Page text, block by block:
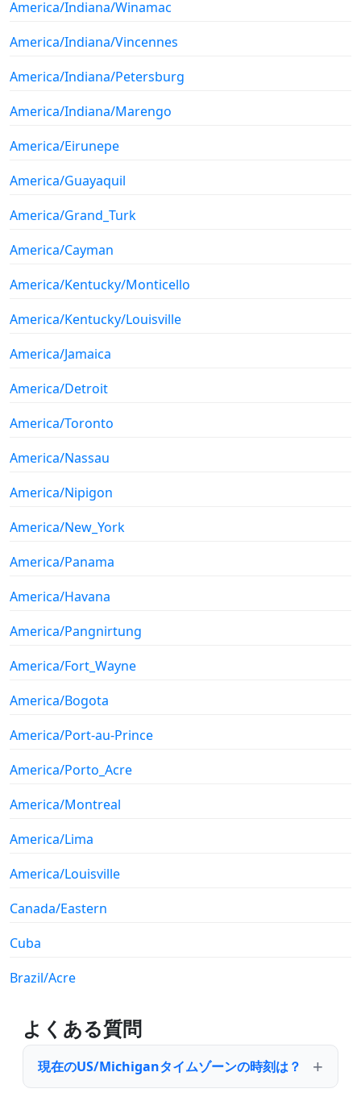
America/Indiana/Winamac
America/Indiana/Vincennes
America/Indiana/Petersburg
America/Indiana/Marengo
America/Eirunepe
America/Guayaquil
America/Grand_Turk
America/Cayman
America/Kentucky/Monticello
America/Kentucky/Louisville
America/Jamaica
America/Detroit
America/Toronto
America/Nassau
America/Nipigon
America/New_York
America/Panama
America/Havana
America/Pangnirtung
America/Fort_Wayne
America/Bogota
America/Port-au-Prince
America/Porto_Acre
America/Montreal
America/Lima
America/Louisville
Canada/Eastern
Cuba
Brazil/Acre
よくある質問
現在のUS/Michiganタイムゾーンの時刻は？